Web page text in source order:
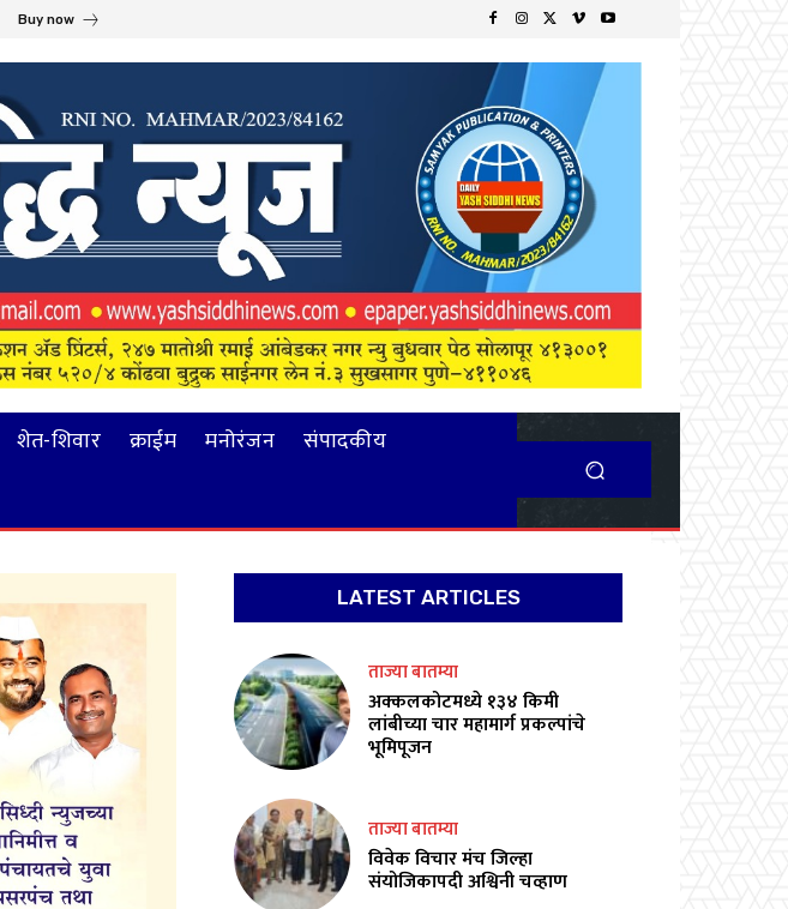
Buy now
शेत-शिवार क्राईम मनोरंजन
संपादकीय
LATEST ARTICLES
ताज्या बातम्या
अक्कलकोटमध्ये १३४ किमी
लांबीच्या चार महामार्ग प्रकल्पांचे
भूमिपूजन
ताज्या बातम्या
विवेक विचार मंच जिल्हा
संयोजिकापदी अश्विनी चव्हाण